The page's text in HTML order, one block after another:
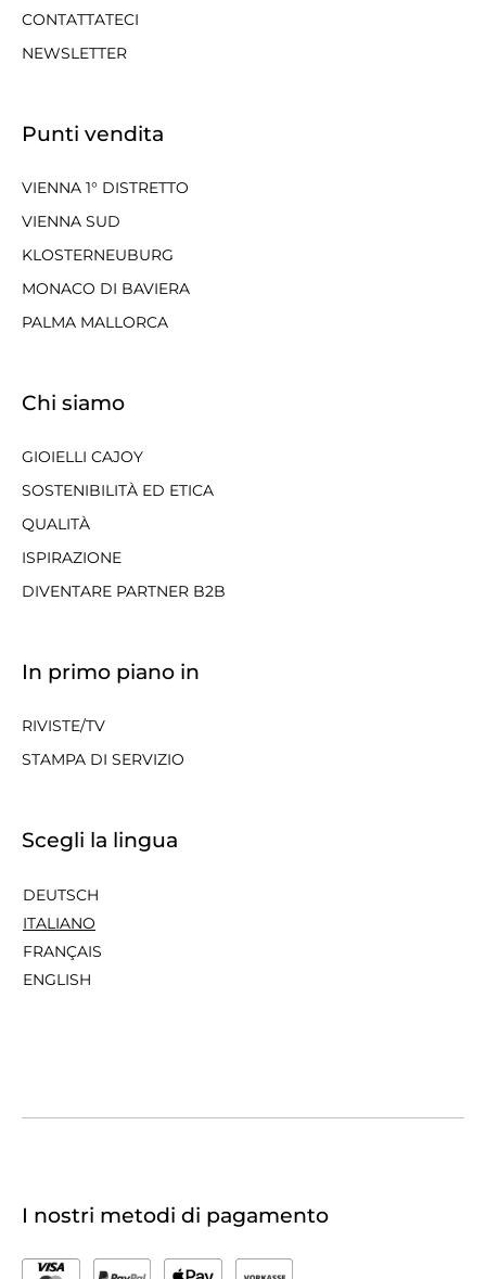
CONTATTATECI
NEWSLETTER
Punti vendita
VIENNA 1° DISTRETTO
VIENNA SUD
KLOSTERNEUBURG
MONACO DI BAVIERA
PALMA MALLORCA
Chi siamo
GIOIELLI CAJOY
SOSTENIBILITÀ ED ETICA
QUALITÀ
ISPIRAZIONE
DIVENTARE PARTNER B2B
In primo piano in
RIVISTE/TV
STAMPA DI SERVIZIO
Scegli la lingua
DEUTSCH
ITALIANO
FRANÇAIS
ENGLISH
I nostri metodi di pagamento